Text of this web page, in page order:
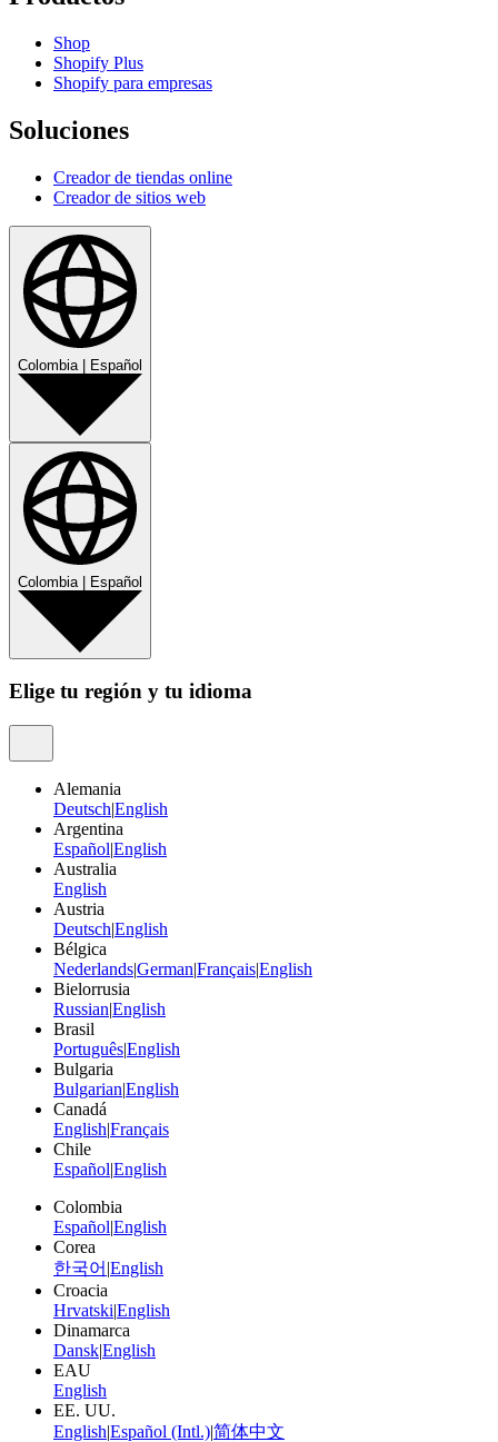
Shop
Shopify Plus
Shopify para empresas
Soluciones
Creador de tiendas online
Creador de sitios web
Colombia | Español
Colombia | Español
Elige tu región y tu idioma
Alemania
Deutsch|English
Argentina
Español|English
Australia
English
Austria
Deutsch|English
Bélgica
Nederlands|German|Français|English
Bielorrusia
Russian|English
Brasil
Português|English
Bulgaria
Bulgarian|English
Canadá
English|Français
Chile
Español|English
Colombia
Español|English
Corea
한국어 |English
Croacia
Hrvatski|English
Dinamarca
Dansk|English
EAU
English
EE. UU.
English|Español (Intl.)|简体中文